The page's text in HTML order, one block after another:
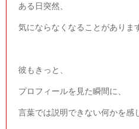
ある日突然、
気にならなくなることがありま
彼もきっと、
プロフィールを見た瞬間に、
言葉では説明できない何かを感